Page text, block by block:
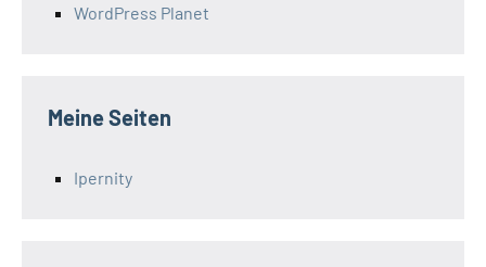
WordPress Planet
Meine Seiten
Ipernity